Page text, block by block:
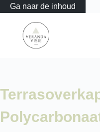
Ga naar de inhoud